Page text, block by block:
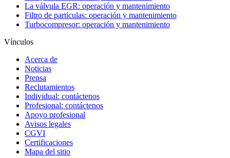
La válvula EGR: operación y mantenimiento
Filtro de partículas: operación y mantenimiento
Turbocompresor: operación y mantenimiento
Vínculos
Acerca de
Noticias
Prensa
Reclutamientos
Individual: contáctenos
Profesional: contáctenos
Apoyo profesional
Avisos legales
CGVI
Certificaciones
Mapa del sitio